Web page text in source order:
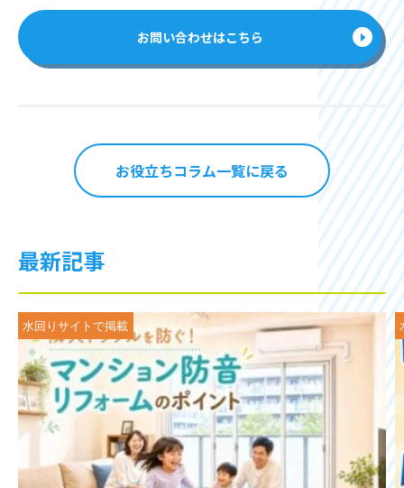
お問い合わせはこちら
お役立ちコラム一覧に戻る
最新記事